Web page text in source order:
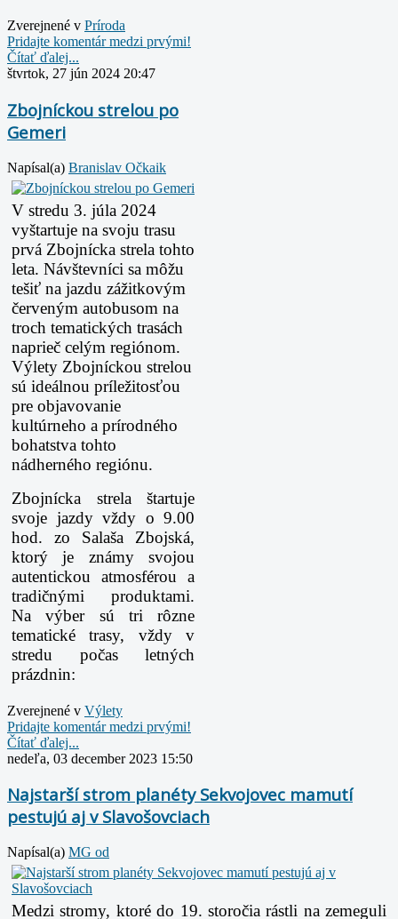
Zverejnené v Prí­roda
Pridajte komentár medzi prvými!
Čítať ďalej...
štvrtok, 27 jún 2024 20:47
Zbojníckou strelou po
Gemeri
Napísal(a) Branislav Očkaik
V stredu 3. júla 2024
vyštartuje na svoju trasu
prvá Zbojnícka strela tohto
leta. Návštevníci sa môžu
tešiť na jazdu zážitkovým
červeným autobusom na
troch tematických trasách
naprieč celým regiónom.
Výlety Zbojníckou strelou
sú ideálnou príležitosťou
pre objavovanie
kultúrneho a prírodného
bohatstva tohto
nádherného regiónu.
Zbojnícka strela štartuje
svoje jazdy vždy o 9.00
hod. zo Salaša Zbojská,
ktorý je známy svojou
autentickou atmosférou a
tradičnými produktami.
Na výber sú tri rôzne
tematické trasy, vždy v
stredu počas letných
prázdnin:
Zverejnené v Výlety
Pridajte komentár medzi prvými!
Čítať ďalej...
nedeľa, 03 december 2023 15:50
Najstarší strom planéty Sekvojovec mamutí
pestujú aj v Slavošovciach
Napísal(a) MG od
Medzi stromy, ktoré do 19. storočia rástli na zemeguli